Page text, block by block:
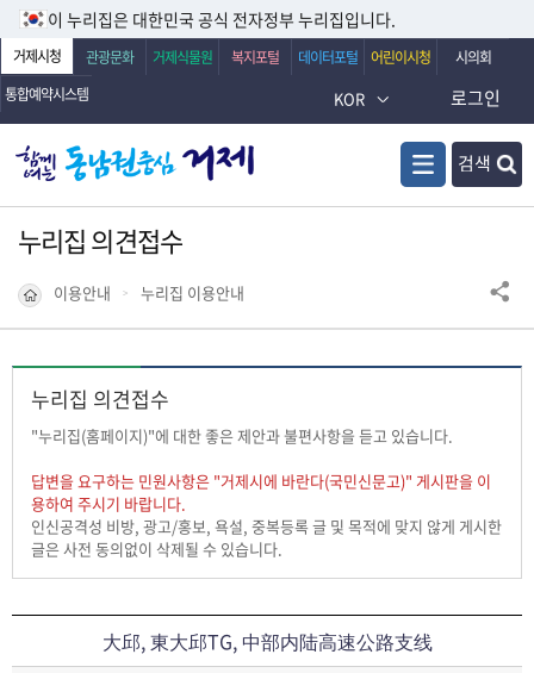
이 누리집은 대한민국 공식 전자정부 누리집입니다.
거제시청 관광문화 거제식물원 복지포털 데이터포털 어린이시청
시의회
통합예약시스템
KOR
검색
로그인
누리집 의견접수
이용안내 누리집 이용안내
누리집 의견접수
"누리집(홈페이지)"에 대한 좋은 제안과 불편사항을 듣고 있습니다.
답변을 요구하는 민원사항은 "거제시에 바란다(국민신문고)" 게시판을 이
용하여 주시기 바랍니다.
인신공격성 비방, 광고/홍보, 욕설, 중복등록 글 및 목적에 맞지 않게 게시한
글은 사전 동의없이 삭제될 수 있습니다.
大邱, 東大邱TG, 中部内陆高速公路支线